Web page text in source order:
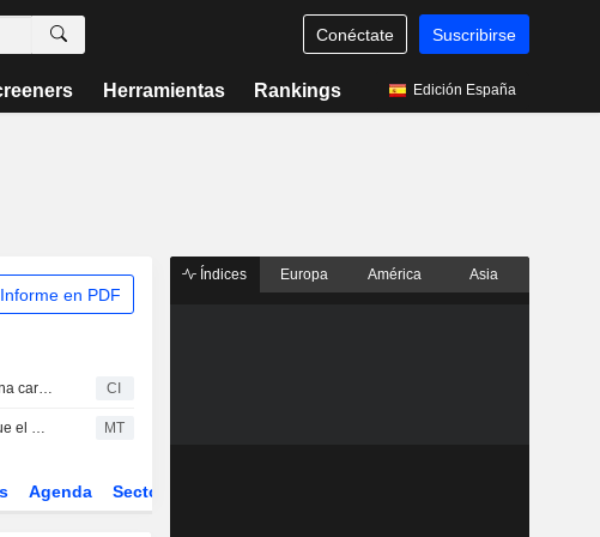
Conéctate Suscribirse
Herramientas Rankings Edición España
Informe en PDF
Aya Gold & Silver adquiere una cartera de exploración estratégica en Marruecos CI
Aya Gold & Silver confirma que el estudio de viabilidad del proyecto Boumadine progresa según lo previsto MT
Agenda Sector
Índices Europa América Asia